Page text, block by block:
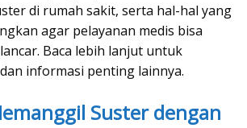
di rumah sakit, serta hal-hal yang
agar pelayanan medis bisa
Baca lebih lanjut untuk
informasi penting lainnya.
Suster dengan